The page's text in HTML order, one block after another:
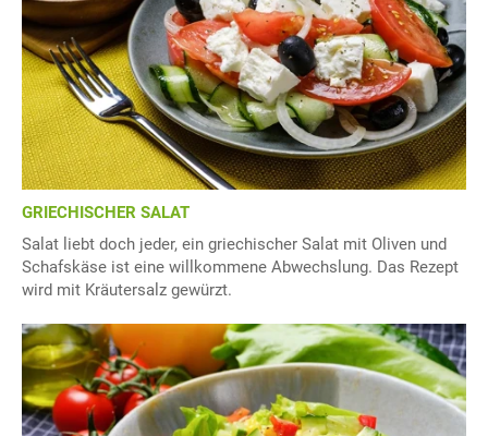
GRIECHISCHER SALAT
Salat liebt doch jeder, ein griechischer Salat mit Oliven und
Schafskäse ist eine willkommene Abwechslung. Das Rezept
wird mit Kräutersalz gewürzt.